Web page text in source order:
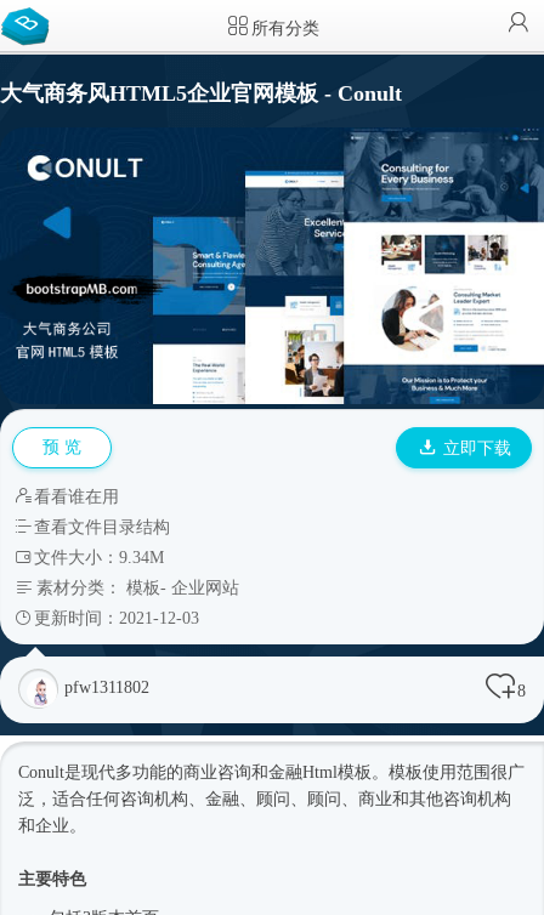
所有分类
大气商务风HTML5企业官网模板 - Conult
预 览 立即下载
看看谁在用
查看文件目录结构
文件大小：9.34M
素材分类： 模板- 企业网站
更新时间：2021-12-03
pfw1311802 8
Conult是现代多功能的商业咨询和金融Html模板 。模板使用范围很广
泛，适合任何咨询机构、金融、顾问、顾问、商业和其他咨询机构
和企业。
主要特色